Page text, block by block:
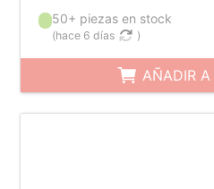
50+ piezas en stock
(hace 6 días )
AÑADIR